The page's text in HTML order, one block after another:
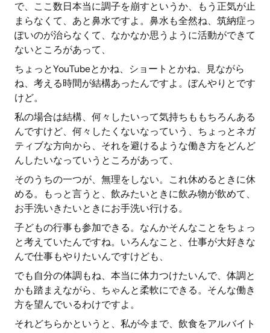
で、ここ数日本当に調子を崩すというか、もう正気が止
まらなくて、あと鼻水ですよ。鼻水も全然ね、筑納症っ
ぽいのが治らなくて、なかなか思うように活動ができて
ないところがあって、
ちょっとYouTubeとかね、ショートとかね、見ながら
ね、考える時間が結構あったんですよ。ぼんやりとです
けど。
私の場合は結構、何々したいって気持ちももちろんある
んですけど、何々したくないなっていう、ちょっとネガ
ティブな方向から、それを避けるような働き方をどんど
んしたいなっていうところがあって、
そのうちの一つが、無理をしない。これ休めるときに休
める。もっと言うと、飲みたいときに飲み物が飲めて、
お手洗いきたいときにお手洗い行ける。
子どもの行事も参加できる。なんかそんなことをちょっ
と考えていたんですね。いろんなこと、仕事が大好きな
んで仕事もやりたいんですけども、
でも自分の体調もね、本当に体力つけたいんで、体調と
かも踏まえながら、ちゃんと柔軟にできる。そんな働き
方を望んでいるわけですよ。
それどちらかというと、私が今まで、飲食をアルバイト